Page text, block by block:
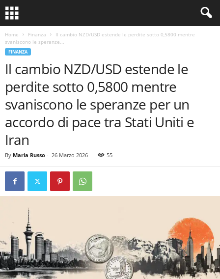
Home Finanza
Il cambio NZD/USD estende le perdite sotto 0,5800 mentre
svaniscono le speranze...
FINANZA
Il cambio NZD/USD estende le
perdite sotto 0,5800 mentre
svaniscono le speranze per un
accordo di pace tra Stati Uniti e
Iran
By Maria Russo - 26 Marzo 2026 55